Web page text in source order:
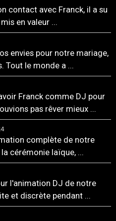
contact avec Franck, il a su
en valeur ...
envies pour notre mariage,
Tout le monde a ...
Franck comme DJ pour
pas rêver mieux ...
complète de notre
cérémonie laïque, ...
l'animation DJ de notre
et discrète pendant ...